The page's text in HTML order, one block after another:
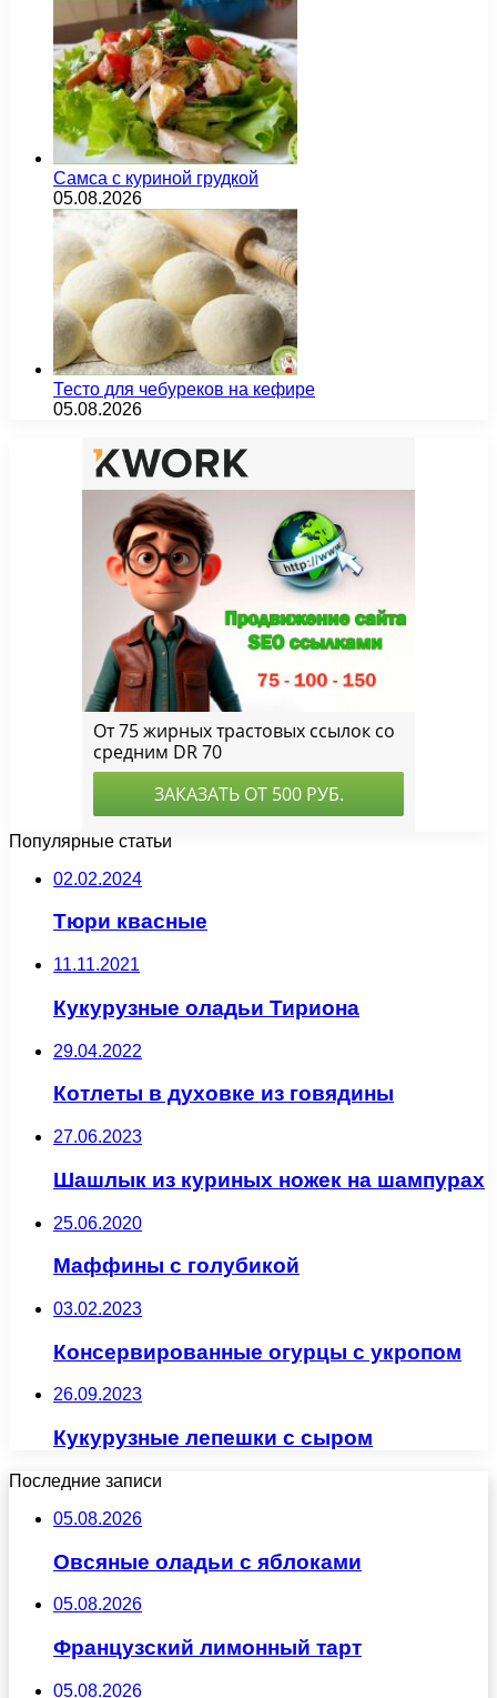
Самса с куриной грудкой
05.08.2026
Тесто для чебуреков на кефире
05.08.2026
Популярные статьи
02.02.2024
Тюри квасные
11.11.2021
Кукурузные оладьи Тириона
29.04.2022
Котлеты в духовке из говядины
27.06.2023
Шашлык из куриных ножек на шампурах
25.06.2020
Маффины с голубикой
03.02.2023
Консервированные огурцы с укропом
26.09.2023
Кукурузные лепешки с сыром
Последние записи
05.08.2026
Овсяные оладьи с яблоками
05.08.2026
Французский лимонный тарт
05.08.2026